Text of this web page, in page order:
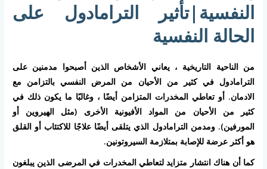
النفسية|تأثير الترامادول على
الحالة النفسية
من الناحية التاريخية ، يعاني الأشخاص الذين أصبحوا مدمنين على
الترامادول في كثير من الأحيان من المرض النفسي بالتزامن مع
الادمان. أو تعاطي المخدرات المتزامن أيضًا ، وغالبًا ما يكون ذلك في
كثير من الأحيان من المواد الأفيونية الأخرى (مثل الهيروين أو
المورفين). ومدمن الترامادول الذي يتلقى أيضًا علاجًا للاكتئاب أو القلق
هو أكثر عرضة للإصابة بمتلازمة السيروتونين.
كما أن هناك انتشار متزايد لتعاطي المخدرات في المرضى الذين يبلغون